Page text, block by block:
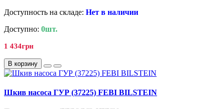
Доступность на складе: Нет в наличии
Доступно: 0шт.
1 434грн
В корзину
Шкив насоса ГУР (37225) FEBI BILSTEIN